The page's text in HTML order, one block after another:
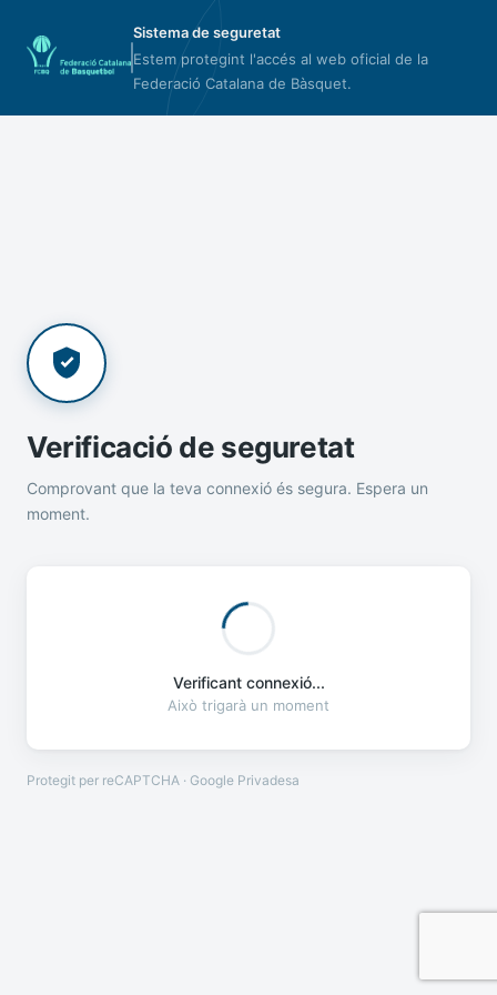
Sistema de seguretat
Estem protegint l'accés al web oficial de la
Federació Catalana de Bàsquet.
Verificació de seguretat
Comprovant que la teva connexió és segura. Espera un
moment.
Verificant connexió...
Això trigarà un moment
Protegit per reCAPTCHA · Google Privadesa